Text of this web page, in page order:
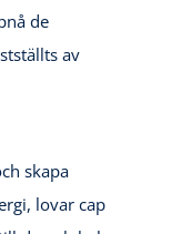
de
av
skapa
lovar cap